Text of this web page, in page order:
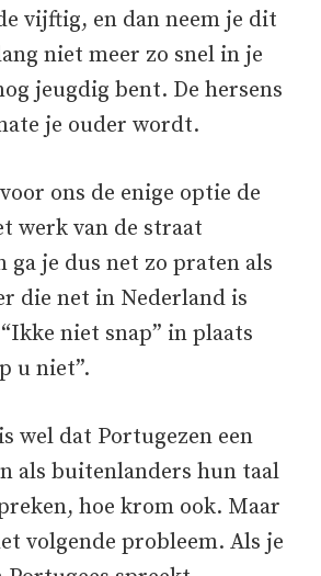
vijftig, en dan neem je dit
niet meer zo snel in je
jeugdig bent. De hersens
je ouder wordt.
ons de enige optie de
werk van de straat
ga je dus net zo praten als
die net in Nederland is
niet snap” in plaats
u niet”.
wel dat Portugezen een
als buitenlanders hun taal
hoe krom ook. Maar
volgende probleem. Als je